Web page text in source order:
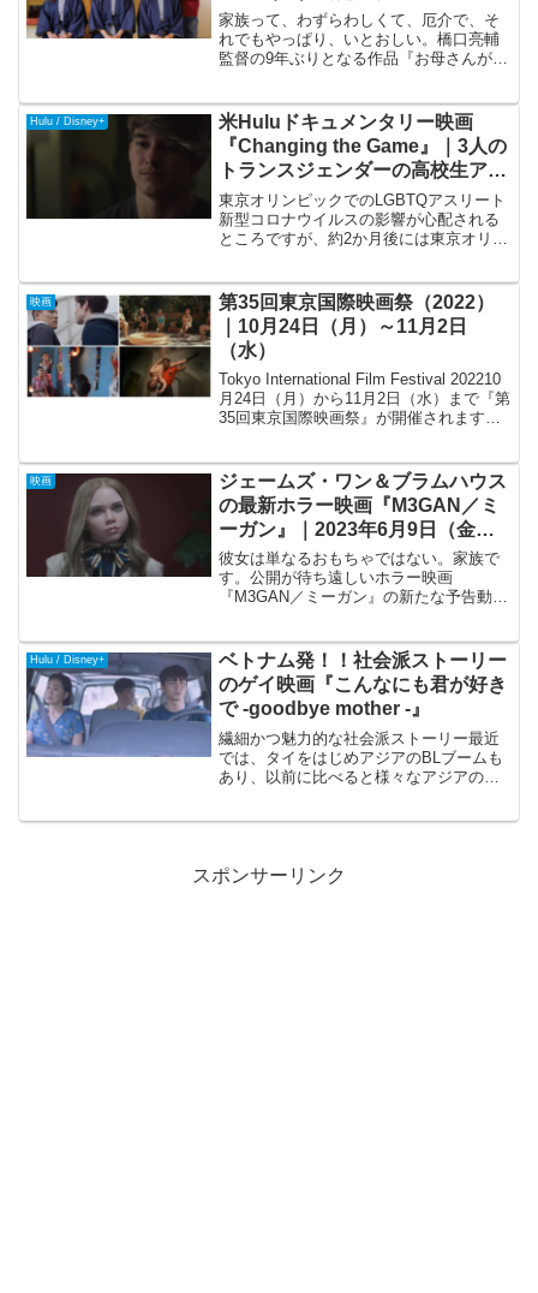
家族って、わずらわしくて、厄介で、そ
れでもやっぱり、いとおしい。橋口亮輔
監督の9年ぶりとなる作品『お母さんが一
ンヌマキさんの同タイトルの舞台が原作
で、CS「ホーム...
Hulu / Disney+
米Huluドキュメンタリー映画
『Changing the Game』｜3人の
トランスジェンダーの高校生アス
リート
東京オリンピックでのLGBTQアスリート
新型コロナウイルスの影響が心配される
ところですが、約2か月後には東京オリン
リートは回を重ねるごとに増えており、
東京オリンピック...
映画
第35回東京国際映画祭（2022）
｜10月24日（月）～11月2日
（水）
Tokyo International Film Festival 202210
月24日（月）から11月2日（水）まで『第
35回東京国際映画祭』が開催されます。
グ...
映画
ジェームズ・ワン＆ブラムハウス
の最新ホラー映画『M3GAN／ミ
ーガン』｜2023年6月9日（金）
公開
彼女は単なるおもちゃではない。家族で
す。公開が待ち遠しいホラー映画
『M3GAN／ミーガン』の新たな予告動画
日（金）に公開予定となっていました
が、6月9日（金）...
Hulu / Disney+
ベトナム発！！社会派ストーリー
のゲイ映画『こんなにも君が好き
で -goodbye mother -』
繊細かつ魅力的な社会派ストーリー最近
では、タイをはじめアジアのBLブームも
あり、以前に比べると様々なアジアの作
スポンサーリンク